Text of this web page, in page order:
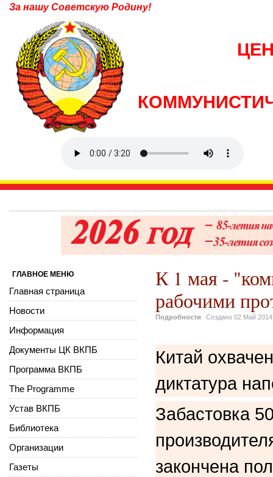
За нашу Советскую Родину!
К 1 мая -
рабочими
Подробности Создано 02 Май 2014
Китай
диктатура
Забастовка
закончена
ГЛАВНОЕ МЕНЮ
Главная страница
Новости
Информация
Документы ЦК ВКПБ
Программа ВКПБ
The Programme
Устав ВКПБ
Библиотека
Организации
Газеты